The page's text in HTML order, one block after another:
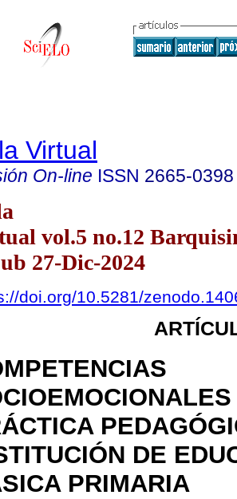
Virtual
On-line ISSN 2665-0398
vol.5 no.12
27-Dic-2024
doi.org/10.5281/
DE
PRIMARIA